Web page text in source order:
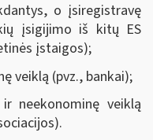
o įsiregistravę
įsigijimo iš kitų ES
įstaigos);
veiklą (pvz., bankai);
neekonominę veiklą